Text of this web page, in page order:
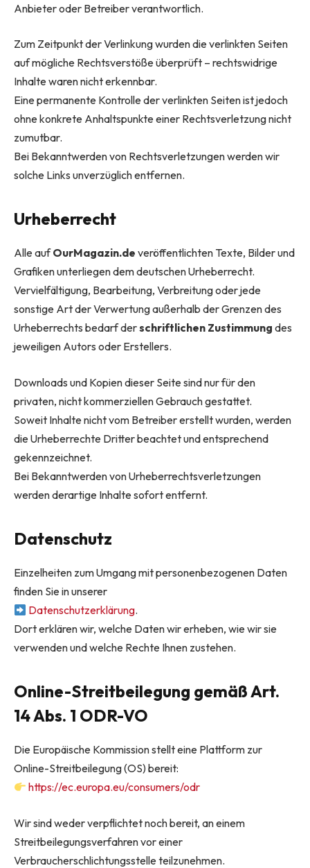
Anbieter oder Betreiber verantwortlich.
Zum Zeitpunkt der Verlinkung wurden die verlinkten Seiten
auf mögliche Rechtsverstöße überprüft – rechtswidrige
Inhalte waren nicht erkennbar.
Eine permanente Kontrolle der verlinkten Seiten ist jedoch
ohne konkrete Anhaltspunkte einer Rechtsverletzung nicht
zumutbar.
Bei Bekanntwerden von Rechtsverletzungen werden wir
solche Links unverzüglich entfernen.
Urheberrecht
Alle aufOurMagazin.de veröffentlichten Texte, Bilder und
Grafiken unterliegen dem deutschen Urheberrecht.
Vervielfältigung, Bearbeitung, Verbreitung oder jede
sonstige Art der Verwertung außerhalb der Grenzen des
Urheberrechts bedarf derschriftlichen Zustimmung des
jeweiligen Autors oder Erstellers.
Downloads und Kopien dieser Seite sind nur für den
privaten, nicht kommerziellen Gebrauch gestattet.
Soweit Inhalte nicht vom Betreiber erstellt wurden, werden
die Urheberrechte Dritter beachtet und entsprechend
gekennzeichnet.
Bei Bekanntwerden von Urheberrechtsverletzungen
werden derartige Inhalte sofort entfernt.
Datenschutz
Einzelheiten zum Umgang mit personenbezogenen Daten
finden Sie in unserer
Datenschutzerklärung.
Dort erklären wir, welche Daten wir erheben, wie wir sie
verwenden und welche Rechte Ihnen zustehen.
Online-Streitbeilegung gemäß Art.
14 Abs. 1 ODR-VO
Die Europäische Kommission stellt eine Plattform zur
Online-Streitbeilegung (OS) bereit:
https://ec.europa.eu/consumers/odr
Wir sind weder verpflichtet noch bereit, an einem
Streitbeilegungsverfahren vor einer
Verbraucherschlichtungsstelle teilzunehmen.